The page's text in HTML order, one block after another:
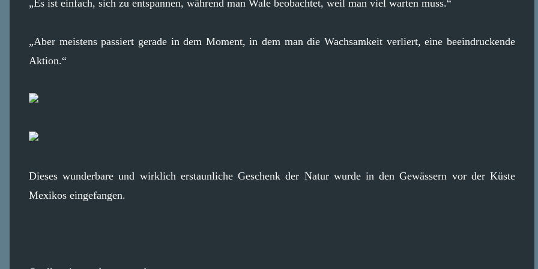
„Es ist einfach, sich zu entspannen, während man Wale beobachtet, weil man viel warten muss.“
„Aber meistens passiert gerade in dem Moment, in dem man die Wachsamkeit verliert, eine beeindruckende
Aktion.“
Dieses wunderbare und wirklich erstaunliche Geschenk der Natur wurde in den Gewässern vor der Küste
Mexikos eingefangen.